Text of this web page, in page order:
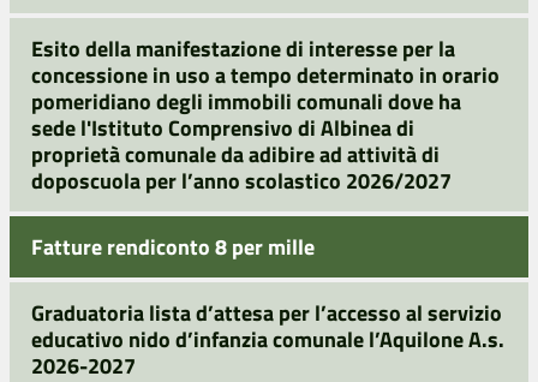
Esito della manifestazione di interesse per la
concessione in uso a tempo determinato in orario
pomeridiano degli immobili comunali dove ha
sede l'Istituto Comprensivo di Albinea di
proprietà comunale da adibire ad attività di
doposcuola per l’anno scolastico 2026/2027
Fatture rendiconto 8 per mille
Graduatoria lista d’attesa per l’accesso al servizio
educativo nido d’infanzia comunale l’Aquilone A.s.
2026-2027